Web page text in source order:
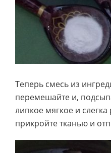
Теперь смесь из
перемешайте и,
липкое мягкое и
прикройте тканью и